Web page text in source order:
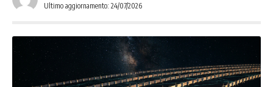
Ultimo aggiornamento: 24/07/2026